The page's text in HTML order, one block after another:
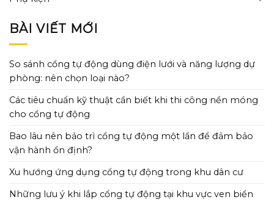
BÀI VIẾT MỚI
So sánh cổng tự động dùng điện lưới và năng lượng dự
phòng: nên chọn loại nào?
Các tiêu chuẩn kỹ thuật cần biết khi thi công nền móng
cho cổng tự động
Bao lâu nên bảo trì cổng tự động một lần để đảm bảo
vận hành ổn định?
Xu hướng ứng dụng cổng tự động trong khu dân cư
Những lưu ý khi lắp cổng tự động tại khu vực ven biển